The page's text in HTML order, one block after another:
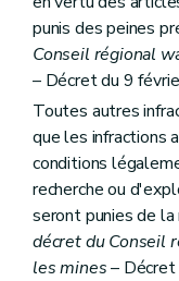
punis des peines
Conseil régional
– Décret du 9
Toutes autres
que les infractions
conditions
recherche ou
seront punies de la
décret du Conseil
les mines–